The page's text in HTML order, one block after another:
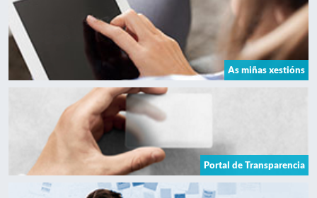
As miñas xestións
Portal de Transparencia